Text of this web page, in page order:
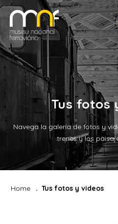
Tus fotos
Navega la galería de fotos y
trenes y los
Home Tus fotos y videos